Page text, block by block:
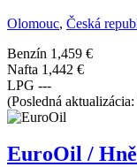
Olomouc, Česká
Benzín 1,459 €
Nafta 1,442 €
LPG ---
(Posledná
EuroOil /